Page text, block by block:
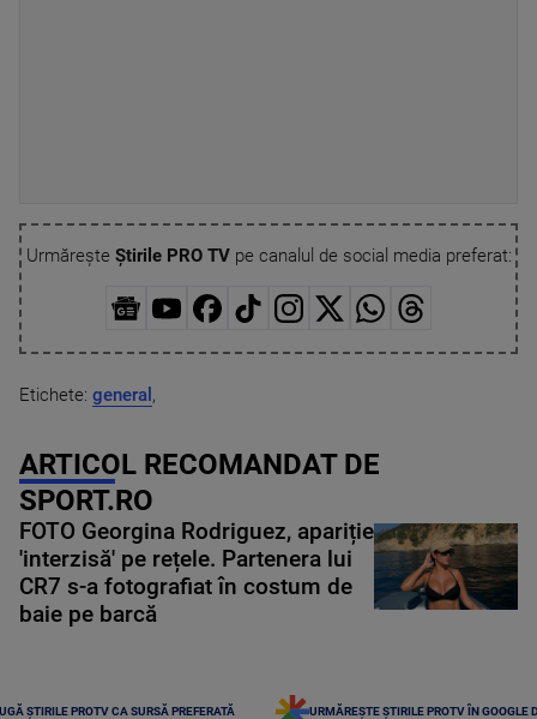
Urmărește Știrile PRO TVpe canalul de social media preferat:
Etichete: general ,
ARTICOL RECOMANDAT DE
SPORT.RO
FOTO Georgina Rodriguez, apariție
'interzisă' pe rețele. Partenera lui
CR7 s-a fotografiat în costum de
baie pe barcă
ȘTIRILE PROTV CA SURSĂ PREFERATĂ URMĂREȘTE ȘTIRILE PROTV ÎN GOOGLE